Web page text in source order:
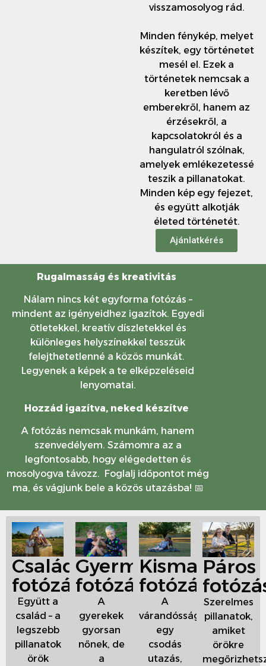
visszamosolyog rád.
Minden fénykép, melyet
készítek, egy történetet
mesél el. Ezek a
történetek nemcsak a
keretben lévő
emberekről, hanem az
érzésekről, a
kapcsolatokról és a
hangulatról szólnak,
amelyek emlékezetessé
teszik a pillanatokat.
Minden kép egy fejezet,
és együtt alkotják
életed történetét.
Ajánlatkérés
Rugalmasság és kreativitás
Nálam nincs két egyforma fotózás –
mindent az igényeidhez igazítok. Egyedi
ötletekkel, kreatív díszletekkel és
különleges helyszínekkel tesszük
felejthetetlenné a közös munkát.
Legyenek a képek a te elképzeléseid
lenyomatai.
Hozzád igazítva, neked készítve
A fotózás nemcsak munkám, hanem
szenvedélyem. Számomra az a
legfontosabb, hogy elégedetten és
mosolyogva távozz. Foglalj időpontot még
ma, és vágjunk bele a közös utazásba! 📅
Családi
fotózás
Együtt a
család – a
legszebb
pillanatok
örök
Gyermek
fotózás
A
gyerekek
gyorsan
nőnek, de
a
Kismama
fotózás
A
várandósság
egy
csodás
utazás,
Páros
Szerelmes
pillanatok,
amiket
örökre